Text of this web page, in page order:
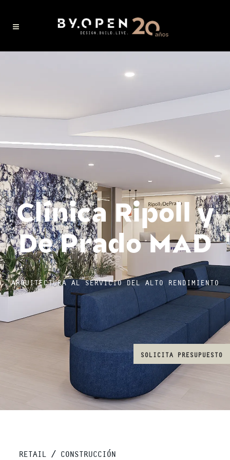
Clínica Ripoll y
De Prado MAD
ARQUITECTURA AL SERVICIO DEL ALTO RENDIMIENTO
SOLICITA PRESUPUESTO
RETAIL / CONSTRUCCIÓN